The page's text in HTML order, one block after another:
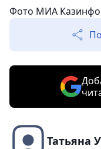
Фото МИА
Татьяна